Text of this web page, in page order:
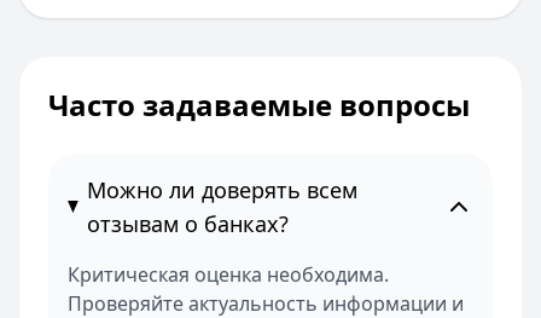
Часто задаваемые вопросы
Можно ли доверять всем
отзывам о банках?
Критическая оценка необходима.
Проверяйте актуальность информации и